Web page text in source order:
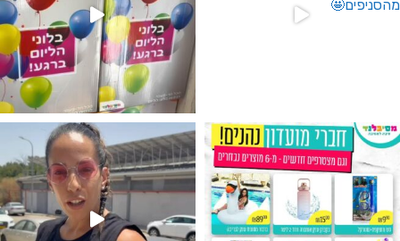
מין העובר רק במסיבלנד !! קיים